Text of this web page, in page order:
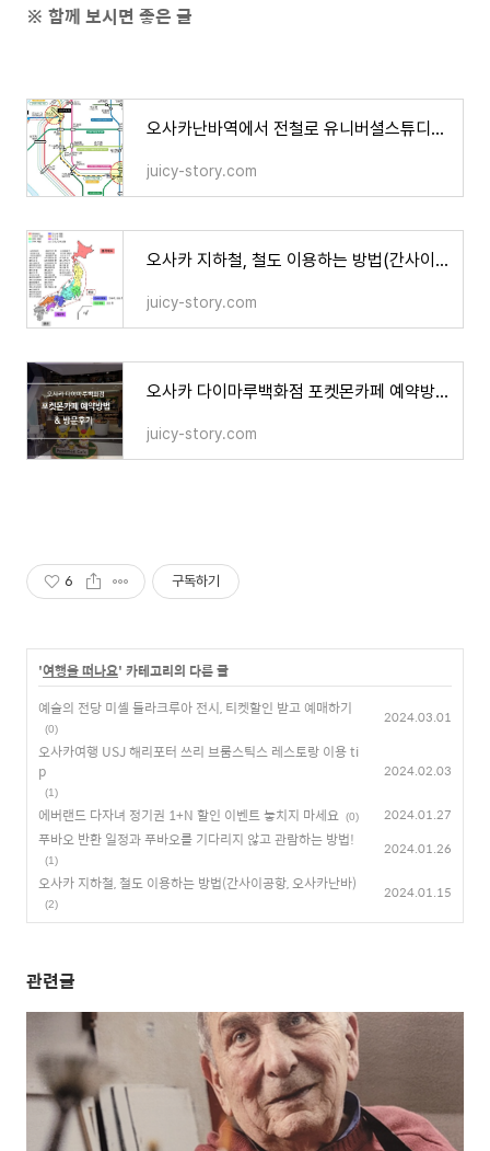
※ 함께 보시면 좋은 글
오사카난바역에서 전철로 유니버셜스튜디오(USJ) 가기
juicy-story.com
오사카 지하철, 철도 이용하는 방법(간사이공항, 오사카난바)
juicy-story.com
오사카 다이마루백화점 포켓몬카페 예약방법 및 방문후기
juicy-story.com
6 구독하기
'여행을 떠나요' 카테고리의 다른 글
예술의 전당 미셸 들라크루아 전시, 티켓할인 받고 예매하기
(0)
2024.03.01
오사카여행 USJ 해리포터 쓰리 브룸스틱스 레스토랑 이용 ti
p
(1)
2024.02.03
에버랜드 다자녀 정기권 1+N 할인 이벤트 놓치지 마세요 (0) 2024.01.27
푸바오 반환 일정과 푸바오를 기다리지 않고 관람하는 방법!
(1)
2024.01.26
오사카 지하철, 철도 이용하는 방법(간사이공항, 오사카난바)
(2)
2024.01.15
관련글